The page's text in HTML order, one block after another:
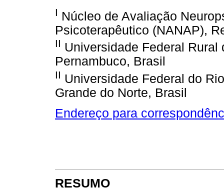
I Núcleo de Avaliação
Psicoterapêutico (NANAP),
II Universidade Federal
Pernambuco, Brasil
II Universidade Federal do
Grande do Norte, Brasil
Endereço para
RESUMO